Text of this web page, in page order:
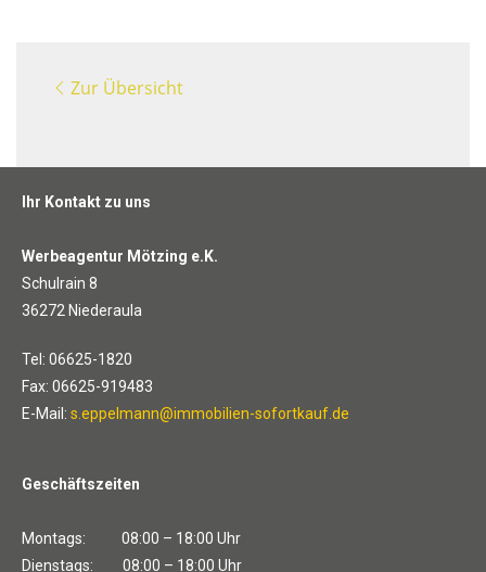
Zur Übersicht
Ihr Kontakt zu uns
Werbeagentur Mötzing e.K.
Schulrain 8
36272 Niederaula
Tel: 06625-1820
Fax: 06625-919483
E-Mail: s.eppelmann@immobilien-sofortkauf.de
Geschäftszeiten
Montags: 08:00 – 18:00 Uhr
Dienstags: 08:00 – 18:00 Uhr